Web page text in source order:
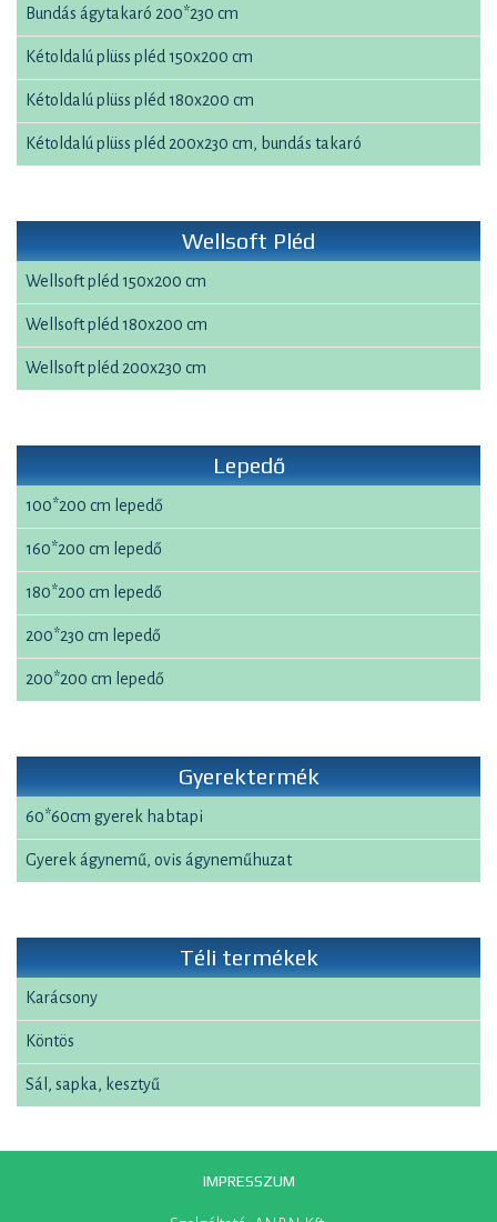
Bundás ágytakaró 200*230 cm
Kétoldalú plüss pléd 150x200 cm
Kétoldalú plüss pléd 180x200 cm
Kétoldalú plüss pléd 200x230 cm, bundás takaró
Wellsoft Pléd
Wellsoft pléd 150x200 cm
Wellsoft pléd 180x200 cm
Wellsoft pléd 200x230 cm
Lepedő
100*200 cm lepedő
160*200 cm lepedő
180*200 cm lepedő
200*230 cm lepedő
200*200 cm lepedő
Gyerektermék
60*60cm gyerek habtapi
Gyerek ágynemű, ovis ágyneműhuzat
Téli termékek
Karácsony
Köntös
Sál, sapka, kesztyű
IMPRESSZUM